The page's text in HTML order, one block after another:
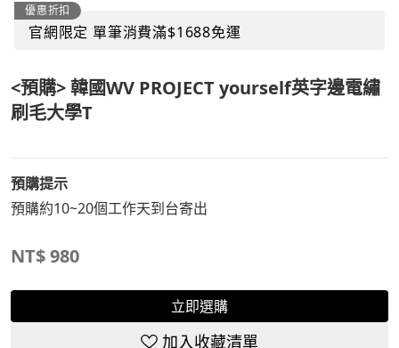
優惠折扣
官網限定 單筆消費滿$1688免運
<預購> 韓國WV PROJECT yourself英字邊電繡
刷毛大學T
預購提示
預購約10~20個工作天到台寄出
NT$980
立即選購
加入收藏清單